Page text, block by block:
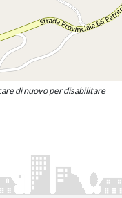
di nuovo per disabilitare